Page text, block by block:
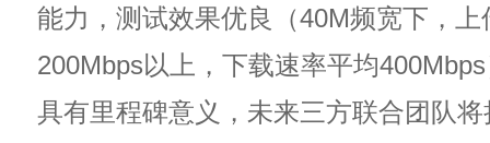
能力，测试效果优良（40M频宽下，上
200Mbps以上，下载速率平均
具有里程碑意义，未来三方联合团队